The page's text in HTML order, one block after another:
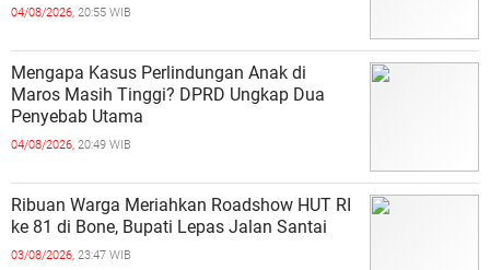
04/08/2026, 20:55 WIB
Mengapa Kasus Perlindungan Anak di
Maros Masih Tinggi? DPRD Ungkap Dua
Penyebab Utama
04/08/2026, 20:49 WIB
Ribuan Warga Meriahkan Roadshow HUT RI
ke 81 di Bone, Bupati Lepas Jalan Santai
03/08/2026, 23:47 WIB